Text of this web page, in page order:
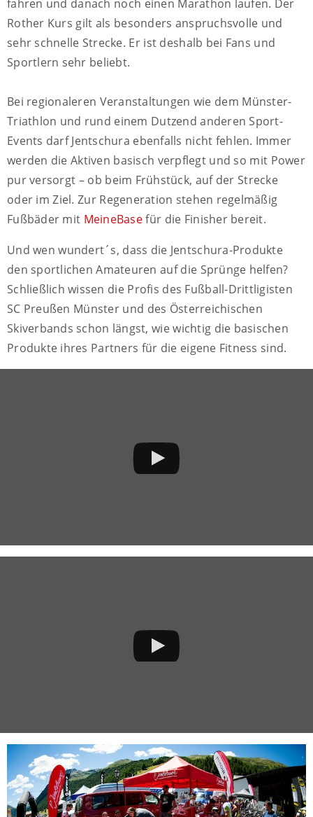
fahren und danach noch einen Marathon laufen. Der
Rother Kurs gilt als besonders anspruchsvolle und
sehr schnelle Strecke. Er ist deshalb bei Fans und
Sportlern sehr beliebt.
Bei regionaleren Veranstaltungen wie dem Münster-
Triathlon und rund einem Dutzend anderen Sport-
Events darf Jentschura ebenfalls nicht fehlen. Immer
werden die Aktiven basisch verpflegt und so mit Power
pur versorgt – ob beim Frühstück, auf der Strecke
oder im Ziel. Zur Regeneration stehen regelmäßig
Fußbäder mit MeineBasefür die Finisher bereit.
Und wen wundert´s, dass die Jentschura-Produkte
den sportlichen Amateuren auf die Sprünge helfen?
Schließlich wissen die Profis des Fußball-Drittligisten
SC Preußen Münster und des Österreichischen
Skiverbands schon längst, wie wichtig die basischen
Produkte ihres Partners für die eigene Fitness sind.